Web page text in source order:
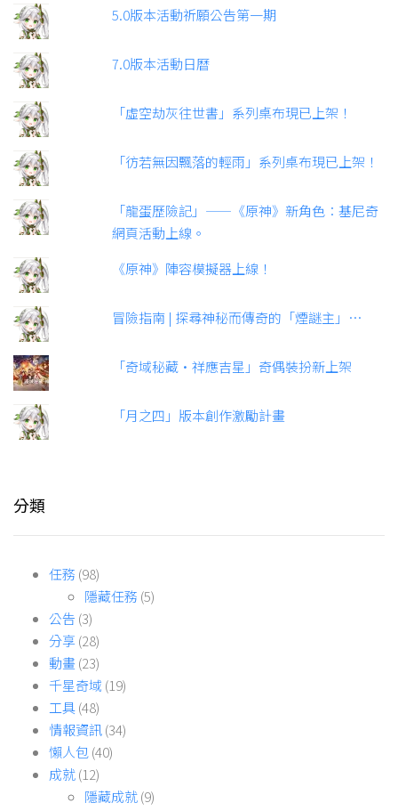
5.0版本活動祈願公告第一期
7.0版本活動日曆
「虛空劫灰往世書」系列桌布現已上架！
「彷若無因飄落的輕雨」系列桌布現已上架！
「龍蛋歷險記」——《原神》新角色：基尼奇
網頁活動上線。
《原神》陣容模擬器上線！
冒險指南 | 探尋神秘而傳奇的「煙謎主」…
「奇域秘藏·祥應吉星」奇偶裝扮新上架
「月之四」版本創作激勵計畫
分類
任務 (98)
隱藏任務 (5)
公告 (3)
分享(28)
動畫(23)
千星奇域 (19)
工具(48)
情報資訊(34)
懶人包(40)
成就(12)
隱藏成就(9)